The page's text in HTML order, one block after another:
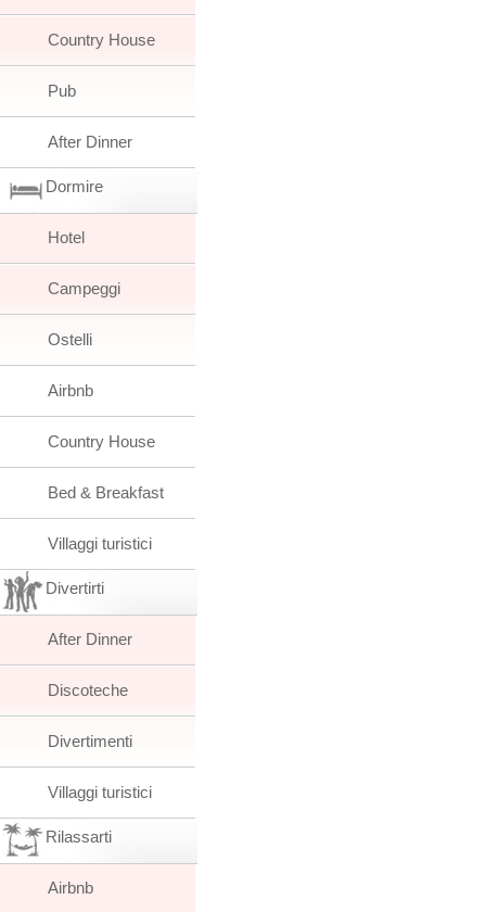
Country House
Pub
After Dinner
Dormire
Hotel
Campeggi
Ostelli
Airbnb
Country House
Bed & Breakfast
Villaggi turistici
Divertirti
After Dinner
Discoteche
Divertimenti
Villaggi turistici
Rilassarti
Airbnb